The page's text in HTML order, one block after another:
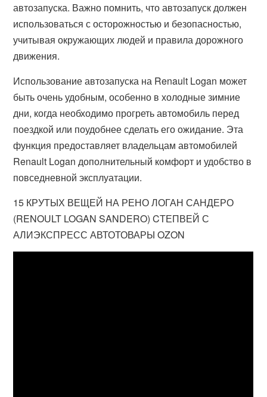
автозапуска. Важно помнить, что автозапуск должен
использоваться с осторожностью и безопасностью,
учитывая окружающих людей и правила дорожного
движения.
Использование автозапуска на Renault Logan может
быть очень удобным, особенно в холодные зимние
дни, когда необходимо прогреть автомобиль перед
поездкой или поудобнее сделать его ожидание. Эта
функция предоставляет владельцам автомобилей
Renault Logan дополнительный комфорт и удобство в
повседневной эксплуатации.
15 КРУТЫХ ВЕЩЕЙ НА РЕНО ЛОГАН САНДЕРО
(RENOULT LOGAN SANDERO) CТЕПВЕЙ С
АЛИЭКСПРЕСС АВТОТОВАРЫ OZON